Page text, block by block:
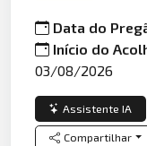
Data do
Início do
03/08/2026
Assistente IA
Compartilhar